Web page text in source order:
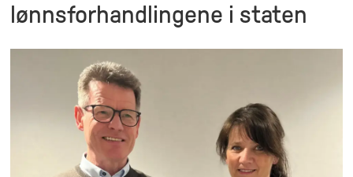
lønnsforhandlingene i staten